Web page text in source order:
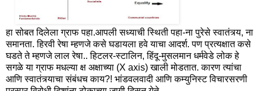
हा सोबत दिलेला ग्राफ पहा.आपली सध्याची स्थिती पहा-ना पुरेसे स्वातंत्र्य, ना
समानता. हिरवी रेषा म्हणजे कसे घडायला हवे याचा आदर्श. पण प्रत्यक्षात कसे
घडते ते म्हणजे लाल रेषा.. हिटलर-स्टालिन, हिंदू-मुसलमान धर्मवेडे लोक हे
सगळे या ग्राफ मधल्या क्ष अक्षाच्या (X axis) खाली मोडतात. कारण त्यांचा
आणि स्वातंत्र्याचा संबंधच काय?! भांडवलवादी आणि कम्युनिस्ट विचारसरणी